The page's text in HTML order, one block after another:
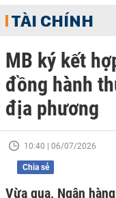
TÀI CHÍNH
MB ký kết
đồng hành
địa phương
10:40 | 06/07/2026
Chia sẻ
Vừa qua, Ngân